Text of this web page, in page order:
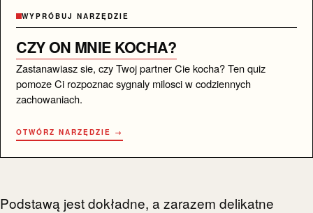
WYPRÓBUJ NARZĘDZIE
CZY ON MNIE KOCHA?
Zastanawiasz sie, czy Twoj partner Cie kocha? Ten quiz
pomoze Ci rozpoznac sygnaly milosci w codziennych
zachowaniach.
OTWÓRZ NARZĘDZIE →
Podstawą jest dokładne, a zarazem delikatne